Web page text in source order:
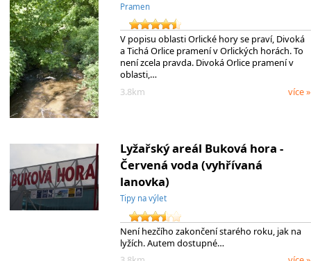
Pramen
V popisu oblasti Orlické hory se praví, Divoká
a Tichá Orlice pramení v Orlických horách. To
není zcela pravda. Divoká Orlice pramení v
oblasti,…
3.8km
více »
Lyžařský areál Buková hora -
Červená voda (vyhřívaná
lanovka)
Tipy na výlet
Není hezčího zakončení starého roku, jak na
lyžích. Autem dostupné…